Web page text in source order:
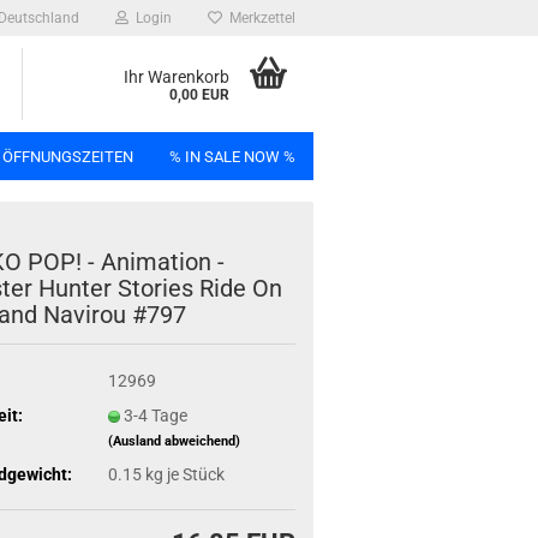
Deutschland Login Merkzettel
Ihr Warenkorb
0,00 EUR
% IN SALE NOW %
POP! - Ani­ma­ti­on -
Hun­ter Sto­ries Ride On
Na­vi­rou #797
12969
3-4 Tage
(Ausland abweichend)
0.15kg je Stück